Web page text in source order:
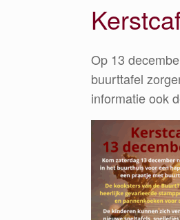
Op 13
buurttafel
informatie ook